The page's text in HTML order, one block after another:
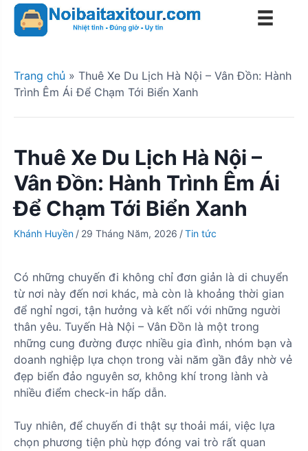
Trang chủ » Thuê Xe Du Lịch Hà Nội – Vân Đồn: Hành
Trình Êm Ái Để Chạm Tới Biển Xanh
Thuê Xe Du Lịch Hà Nội –
Vân Đồn: Hành Trình Êm Ái
Để Chạm Tới Biển Xanh
Khánh Huyền / 29 Tháng Năm, 2026 /Tin tức
Có những chuyến đi không chỉ đơn giản là di chuyển
từ nơi này đến nơi khác, mà còn là khoảng thời gian
để nghỉ ngơi, tận hưởng và kết nối với những người
thân yêu. Tuyến Hà Nội – Vân Đồn là một trong
những cung đường được nhiều gia đình, nhóm bạn và
doanh nghiệp lựa chọn trong vài năm gần đây nhờ vẻ
đẹp biển đảo nguyên sơ, không khí trong lành và
nhiều điểm check-in hấp dẫn.
Tuy nhiên, để chuyến đi thật sự thoải mái, việc lựa
chọn phương tiện phù hợp đóng vai trò rất quan